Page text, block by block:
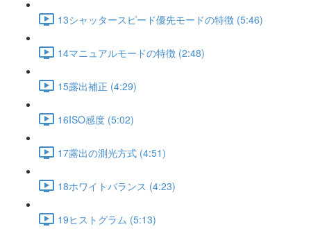
13シャッタースピード優先モードの特徴 (5:46)
14マニュアルモードの特徴 (2:48)
15露出補正 (4:29)
16ISO感度 (5:02)
17露出の測光方式 (4:51)
18ホワイトバランス (4:23)
19ヒストグラム (5:13)